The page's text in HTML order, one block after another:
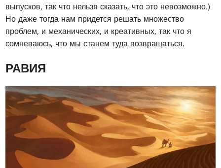
выпусков, так что нельзя сказать, что это невозможно.)
Но даже тогда нам придется решать множество
проблем, и механических, и креативных, так что я
сомневаюсь, что мы станем туда возвращаться.
РАВИЯ